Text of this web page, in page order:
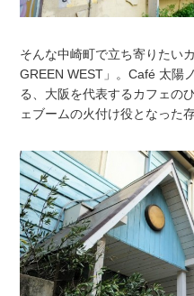
そんな中崎町で立ち寄りたい
GREEN WEST」。Café 太陽
る、大阪を代表するカフェの
ェブームの火付け役となった